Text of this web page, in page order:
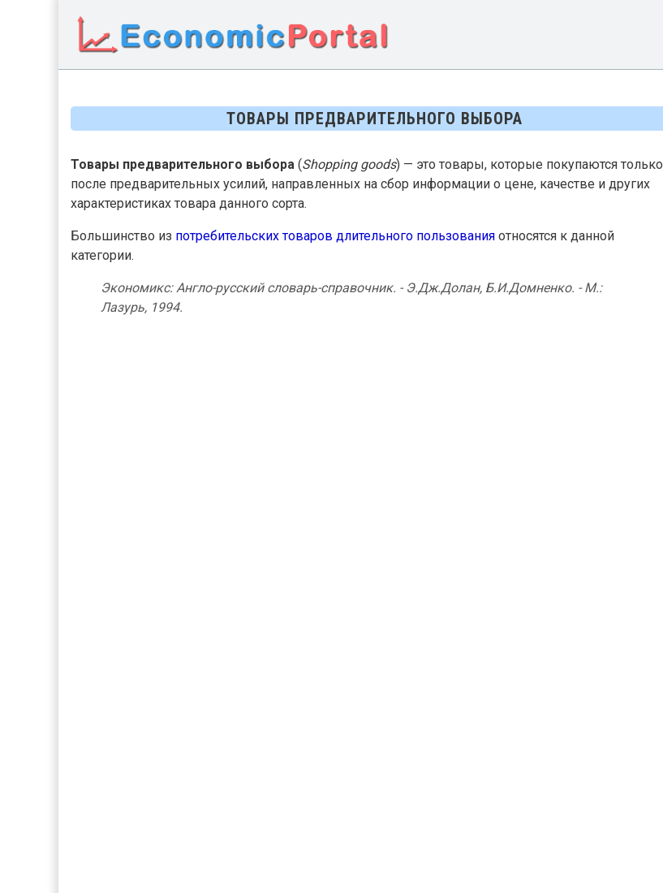
ТОВАРЫ ПРЕДВАРИТЕЛЬНОГО ВЫБОРА
Товары предварительного выбора (Shopping goods) — это товары, которые покупаются только
после предварительных усилий, направленных на сбор информации о цене, качестве и других
характеристиках товара данного сорта.
Большинство из потребительских товаров длительного пользования относятся к данной
категории.
Экономикс: Англо-русский словарь-справочник. - Э.Дж.Долан, Б.И.Домненко. - М.:
Лазурь, 1994.